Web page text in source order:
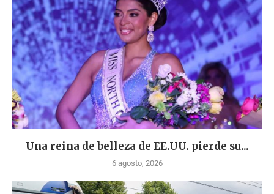
Una reina de belleza de EE.UU. pierde su...
6 agosto, 2026